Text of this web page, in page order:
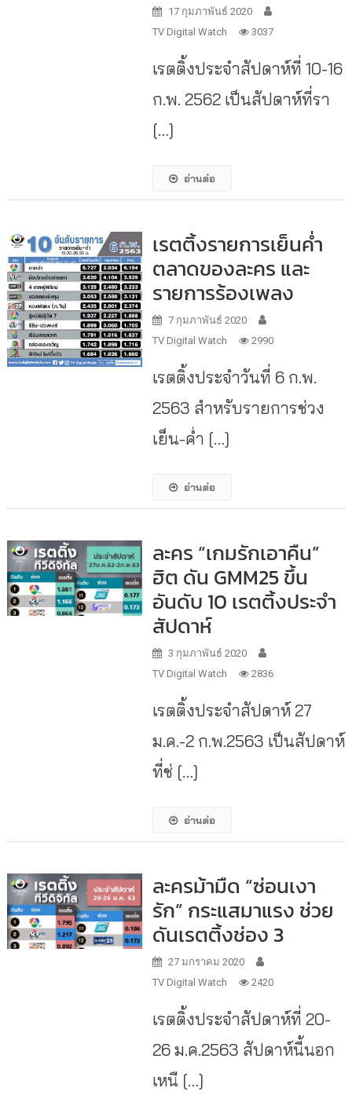
17 กุมภาพันธ์ 2020
TV Digital Watch
3037
เรตติ้งประจำสัปดาห์ที่ 10-16
ก.พ. 2562 เป็นสัปดาห์ที่รา
[…]
อ่านต่อ
เรตติ้งรายการเย็นค่ำ
ตลาดของละคร และ
รายการร้องเพลง
7 กุมภาพันธ์ 2020
TV Digital Watch
2990
เรตติ้งประจำวันที่ 6 ก.พ.
2563 สำหรับรายการช่วง
เย็น-ค่ำ […]
อ่านต่อ
ละคร “เกมรักเอาคืน”
ฮิต ดัน GMM25 ขึ้น
อันดับ 10 เรตติ้งประจำ
สัปดาห์
3 กุมภาพันธ์ 2020
TV Digital Watch
2836
เรตติ้งประจำสัปดาห์ 27
ม.ค.-2 ก.พ.2563 เป็นสัปดาห์
ที่ช่ […]
อ่านต่อ
ละครม้ามืด “ซ่อนเงา
รัก” กระแสมาแรง ช่วย
ดันเรตติ้งช่อง 3
27 มกราคม 2020
TV Digital Watch
2420
เรตติ้งประจำสัปดาห์ที่ 20-
26 ม.ค.2563 สัปดาห์นี้นอก
เหนื […]